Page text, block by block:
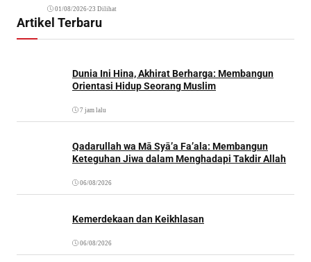
01/08/2026•23 Dilihat
Artikel Terbaru
Dunia Ini Hina, Akhirat Berharga: Membangun
Orientasi Hidup Seorang Muslim
7 jam lalu
Qadarullah wa Mā Syā’a Fa’ala: Membangun
Keteguhan Jiwa dalam Menghadapi Takdir Allah
06/08/2026
Kemerdekaan dan Keikhlasan
06/08/2026